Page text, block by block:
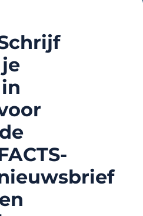
je
in
de
en